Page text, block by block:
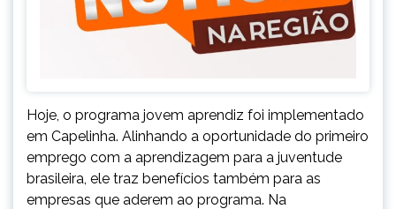
Hoje, o programa jovem aprendiz foi implementado
em Capelinha. Alinhando a oportunidade do primeiro
emprego com a aprendizagem para a juventude
brasileira, ele traz benefícios também para as
empresas que aderem ao programa. Na